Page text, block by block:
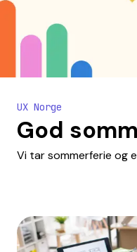
UX Norge
God
Vi tar sommerferie og